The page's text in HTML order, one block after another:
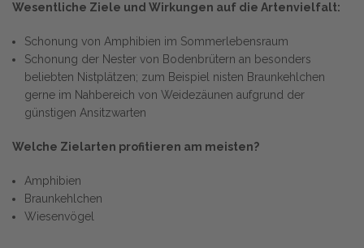
Wesentliche Ziele und Wirkungen auf die Artenvielfalt:
Schonung von Amphibien im Sommerlebensraum
Schonung der Nester von Bodenbrütern an besonders
beliebten Nistplätzen; zum Beispiel nisten Braunkehlchen
gerne im Nahbereich von Weidezäunen aufgrund der
günstigen Ansitzwarten
Welche Zielarten profitieren am meisten?
Amphibien
Braunkehlchen
Wiesenvögel